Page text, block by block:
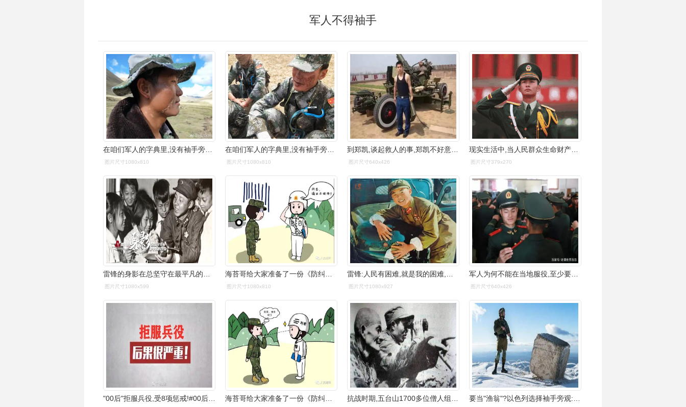
军人不得袖手
在咱们军人的字典里,没有袖手旁观,没有见死不救,更没有轻言放弃!
图片尺寸1080x810
在咱们军人的字典里,没有袖手旁观,没有见死不救,更没有轻言放弃!
图片尺寸1080x810
到郑凯,谈起救人的事,郑凯不好意思地说道:"我本来就是一名退伍军人
图片尺寸640x426 图片尺寸379x270
图片尺寸1080x599 图片尺寸1080x810 图片尺寸1080x927 图片尺寸640x426
"00后"拒服兵役,受8项惩戒!#00后拒服兵役受8项惩戒 - 抖音